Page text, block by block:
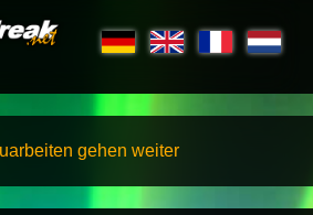
gehen weiter